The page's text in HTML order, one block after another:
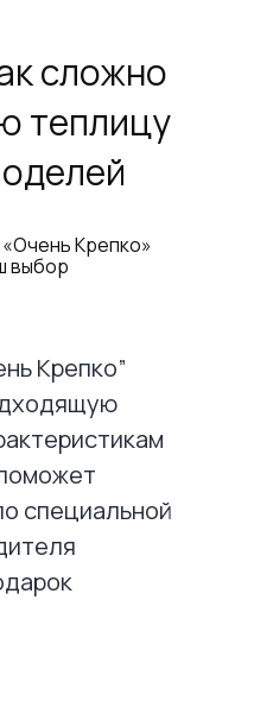
Крепко»
выбор
Крепко”
специальной
сложно
теплицу